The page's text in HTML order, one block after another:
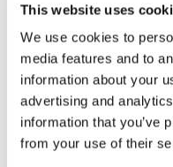
This website uses
We use cookies to
media features and to
information about your
advertising and
information that you’ve
from your use of their
Dr.-Sasse-Straße 31,
国际经销
总部
全球销售公司
服务/备件
陶艺类经销商
经销商登录